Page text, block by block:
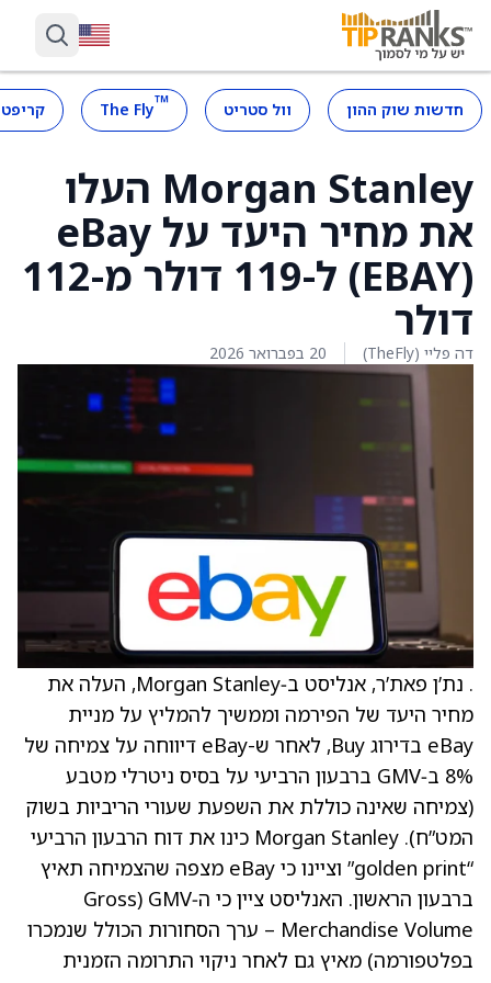
חדשות שוק ההון וול סטריט ™
The Fly
Morgan Stanley העלו
את מחיר היעד על eBay
(EBAY) ל-119 דולר מ-112
דולר
דה פליי (TheFly) 20 בפברואר 2026
. נת’ן פאת’ר, אנליסט ב‑Morgan Stanley, העלה את
מחיר היעד של הפירמה וממשיך להמליץ על מניית
eBay בדירוג Buy, לאחר ש-eBay דיווחה על צמיחה של
8% ב‑GMV ברבעון הרביעי על בסיס ניטרלי מטבע
(צמיחה שאינה כוללת את השפעת שעורי הריביות בשוק
המט”ח). Morgan Stanley כינו את דוח הרבעון הרביעי
“golden print” וציינו כי eBay מצפה שהצמיחה תאיץ
ברבעון הראשון. האנליסט ציין כי ה‑GMV (Gross
Merchandise Volume – ערך הסחורות הכולל שנמכרו
בפלטפורמה) מאיץ גם לאחר ניקוי התרומה הזמנית